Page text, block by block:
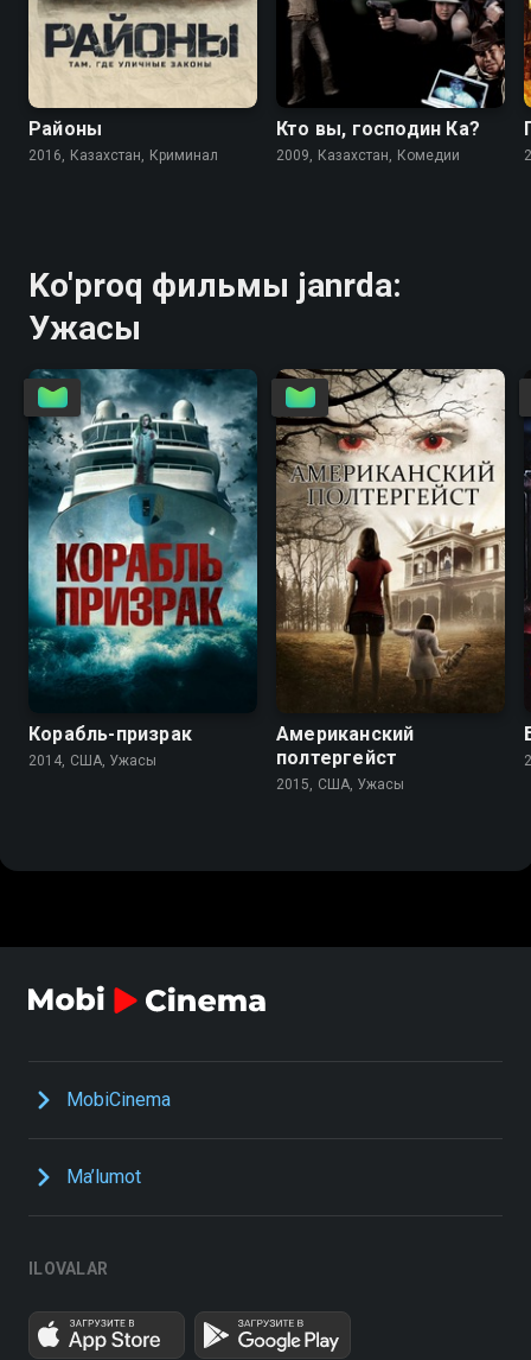
7.2 6.7
Районы
2016, Казахстан, Криминал
6.7
Кто вы, господин Ка?
2009, Казахстан, Комедии
Ko'proq фильмы janrda:
Ужасы
3.5 3.1
Корабль-призрак
2014, США, Ужасы
3.4 2.0
Американский
полтергейст
2015, США, Ужасы
MobiCinema
Ma’lumot
ILOVALAR